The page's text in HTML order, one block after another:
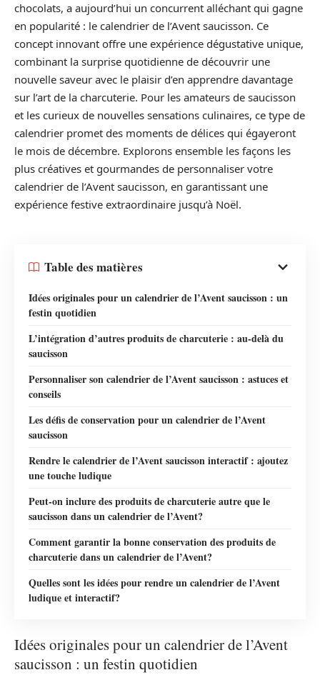
chocolats, a aujourd’hui un concurrent alléchant qui gagne
en popularité : le calendrier de l’Avent saucisson. Ce
concept innovant offre une expérience dégustative unique,
combinant la surprise quotidienne de découvrir une
nouvelle saveur avec le plaisir d’en apprendre davantage
sur l’art de la charcuterie. Pour les amateurs de saucisson
et les curieux de nouvelles sensations culinaires, ce type de
calendrier promet des moments de délices qui égayeront
le mois de décembre. Explorons ensemble les façons les
plus créatives et gourmandes de personnaliser votre
calendrier de l’Avent saucisson, en garantissant une
expérience festive extraordinaire jusqu’à Noël.
Table des matières
Idées originales pour un calendrier de l’Avent saucisson : un
festin quotidien
L’intégration d’autres produits de charcuterie : au-delà du
saucisson
Personnaliser son calendrier de l’Avent saucisson : astuces et
conseils
Les défis de conservation pour un calendrier de l’Avent
saucisson
Rendre le calendrier de l’Avent saucisson interactif : ajoutez
une touche ludique
Peut-on inclure des produits de charcuterie autre que le
saucisson dans un calendrier de l’Avent?
Comment garantir la bonne conservation des produits de
charcuterie dans un calendrier de l’Avent?
Quelles sont les idées pour rendre un calendrier de l’Avent
ludique et interactif?
Idées originales pour un calendrier de l’Avent
saucisson : un festin quotidien